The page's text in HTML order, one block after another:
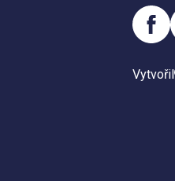
Vytvořil